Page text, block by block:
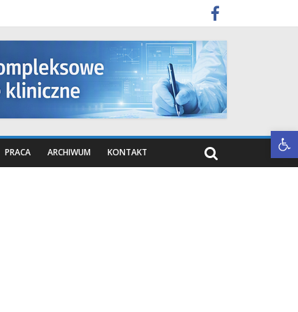
Otwórz pasek narzędzi
PRACA ARCHIWUM KONTAKT